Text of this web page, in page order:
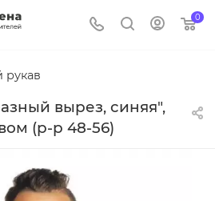
0
рукав
вырез, синяя",
(р-р 48-56)